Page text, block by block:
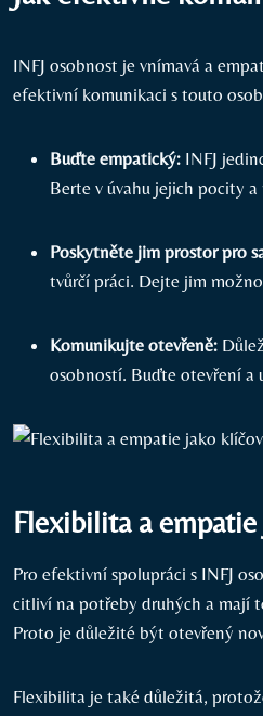
INFJ osobnost je vnímavá a
efektivní komunikaci s touto
Buďte empatický: INFJ
Berte v úvahu jejich pocity
Poskytněte jim prostor pro
tvůrčí práci. Dejte jim
Komunikujte otevřeně:
osobností. Buďte otevření a
Flexibilita a
Pro efektivní spolupráci s INFJ
citliví na potřeby druhých a mají
Proto je důležité být otevřený
Flexibilita je také důležitá,